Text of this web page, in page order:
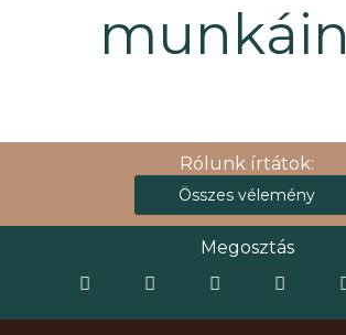
Rólunk írtátok:
Összes vélemény
Megosztás